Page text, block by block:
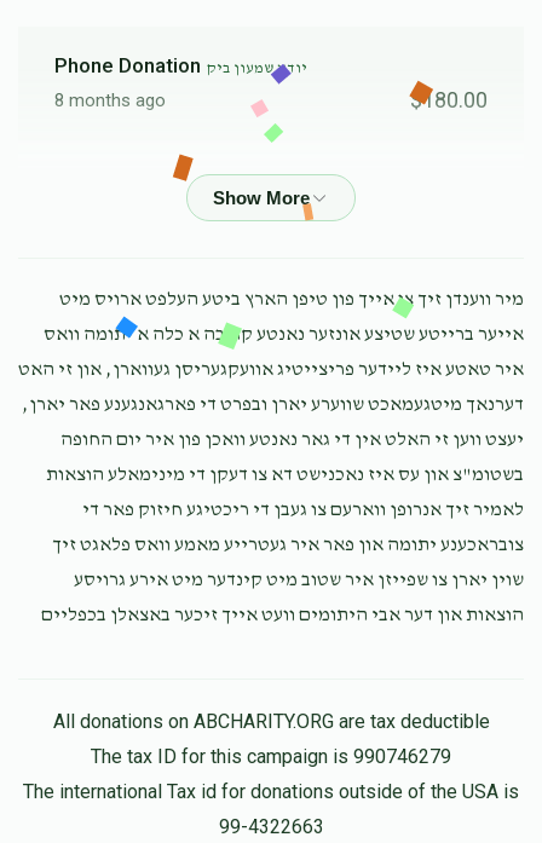
Phone Donation יודא שמעון ביק
8 months ago $180.00
Phone Donation
Phone Donationיודא שמעון ביק
8 months ago $18.00
Phone Donation יודא שמעון ביק
8 months ago $20.00
Phone Donation יודא שמעון ביק
8 months ago $36.00
מיר ווענדן זיך צו אייך פון טיפן הארץ ביטע העלפט ארויס מיט
אייער ברייטע שטיצע אונזער נאנטע קרובה א כלה א יתומה וואס
איר טאטע איז ליידער פריצייטיג אוועקגעריסן געווארן, און זי האט
דערנאך מיטגעמאכט שווערע יארן ובפרט די פארגאנגענע פאר יארן,
יעצט ווען זי האלט אין די גאר נאנטע וואכן פון איר יום החופה
בשטומ"צ און עס איז נאכנישט דא צו דעקן די מינימאלע הוצאות
לאמיר זיך אנרופן ווארעם צו געבן די ריכטיגע חיזוק פאר די
צובראכענע יתומה און פאר איר געטרייע מאמע וואס פלאגט זיך
שוין יארן צו שפייזן איר שטוב מיט קינדער מיט אירע גרויסע
הוצאות און דער אבי היתומים וועט אייך זיכער באצאלן בכפליים
All donations on ABCHARITY.ORG are tax deductible
The tax ID for this campaign is 990746279
The international Tax id for donations outside of the USA is
99-4322663